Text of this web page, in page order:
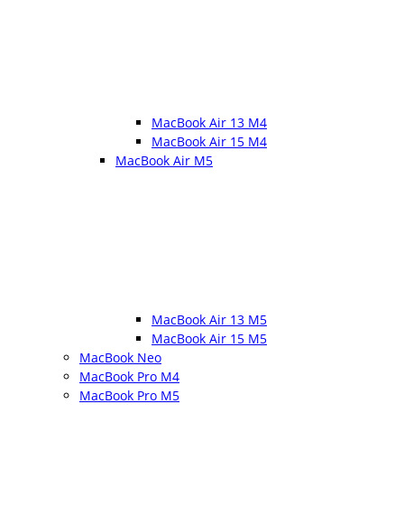
MacBook Air 13 M4
MacBook Air 15 M4
MacBook Air M5
MacBook Air 13 M5
MacBook Air 15 M5
MacBook Neo
MacBook Pro M4
MacBook Pro M5